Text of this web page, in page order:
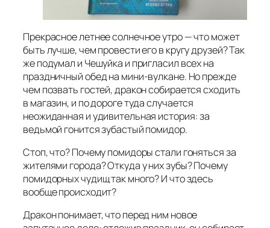
Прекрасное летнее солнечное утро — что может
быть лучше, чем провести его в кругу друзей? Так
же подумал и Чешуйка и пригласил всех на
праздничный обед на мини‑вулкане. Но прежде
чем позвать гостей, дракон собирается сходить
в магазин, и по дороге туда случается
неожиданная и удивительная история: за
ведьмой гонится зубастый помидор.
Стоп, что? Почему помидоры стали гоняться за
жителями города? Откуда у них зубы? Почему
помидорных чудищ так много? И что здесь
вообще происходит?
Дракон понимает, что перед ним новое